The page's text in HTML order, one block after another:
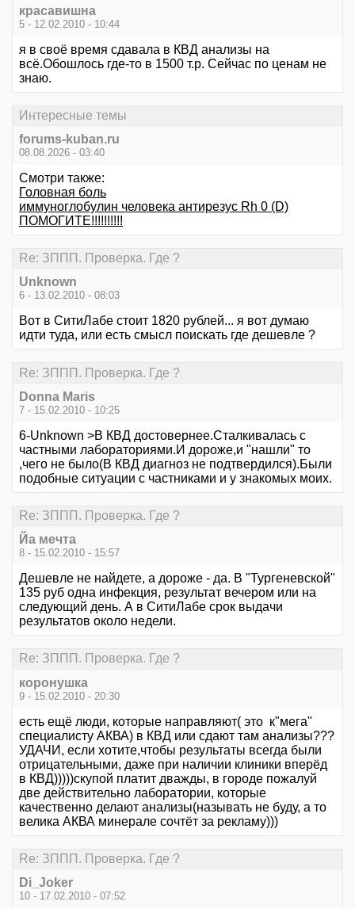
красавишна
5 - 12.02.2010 - 10:44
я в своё время сдавала в КВД анализы на
всё.Обошлось где-то в 1500 т.р. Сейчас по ценам не
знаю.
Интересные темы
forums-kuban.ru
08.08.2026 - 03:40
Смотри также:
Головная боль
иммуноглобулин человека антирезус Rh 0 (D)
ПОМОГИТЕ!!!!!!!!!!
Re: ЗППП. Проверка. Где ?
Unknown
6 - 13.02.2010 - 08:03
Вот в СитиЛабе стоит 1820 рублей... я вот думаю
идти туда, или есть смысл поискать где дешевле ?
Re: ЗППП. Проверка. Где ?
Donna Maris
7 - 15.02.2010 - 10:25
6-Unknown >В КВД достовернее.Сталкивалась с
частными лабораториями.И дороже,и "нашли" то
,чего не было(В КВД диагноз не подтвердился).Были
подобные ситуации с частниками и у знакомых моих.
Re: ЗППП. Проверка. Где ?
Йа мечта
8 - 15.02.2010 - 15:57
Дешевле не найдете, а дороже - да. В "Тургеневской"
135 руб одна инфекция, результат вечером или на
следующий день. А в СитиЛабе срок выдачи
результатов около недели.
Re: ЗППП. Проверка. Где ?
коронушка
9 - 15.02.2010 - 20:30
есть ещё люди, которые направляют( это к"мега"
специалисту АКВА) в КВД или сдают там анализы???
УДАЧИ, если хотите,чтобы результаты всегда были
отрицательными, даже при наличии клиники вперёд
в КВД)))))скупой платит дважды, в городе пожалуй
две действительно лаборатории, которые
качественно делают анализы(называть не буду, а то
велика АКВА минерале сочтёт за рекламу)))
Re: ЗППП. Проверка. Где ?
Di_Joker
10 - 17.02.2010 - 07:52